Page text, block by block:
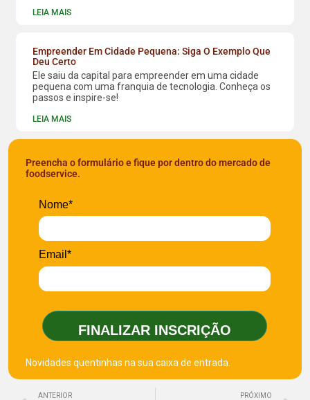
LEIA MAIS
Empreender Em Cidade Pequena: Siga O Exemplo Que
Deu Certo
Ele saiu da capital para empreender em uma cidade
pequena com uma franquia de tecnologia. Conheça os
passos e inspire-se!
LEIA MAIS
Preencha o formulário e fique por dentro do mercado de
foodservice.
Nome*
Email*
FINALIZAR INSCRIÇÃO
Novidades quentinhas na sua caixa de entrada.
ANTERIOR PRÓXIMO